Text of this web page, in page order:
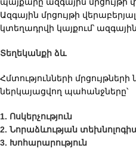
Ազգային մրցույթի
կտեղադրվի կայքում՝
Տեղեկանքի ձև
Հմտությունների
ներկայացվող պահանջները՝
1. Ոսկերչություն
2. Նորաձևության
3. Խոհարարություն